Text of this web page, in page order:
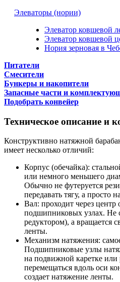
Элеваторы (нории)
Элеватор ковшевой
Элеватор ковшевой
Нория зерновая в
Питатели
Смесители
Бункеры и накопители
Запасные части и
Подобрать конвейер
Техническое описание и
Конструктивно натяжной
имеет несколько отличий:
Корпус (обечайка):
или немного меньшего
Обычно не футеруется
передавать тягу, а просто
Вал: проходит через центр
подшипниковых узлах. Не
редуктором), а вращается
ленты.
Механизм натяжения:
Подшипниковые узлы
на подвижной каретке или
перемещаться вдоль оси
создает натяжение ленты.